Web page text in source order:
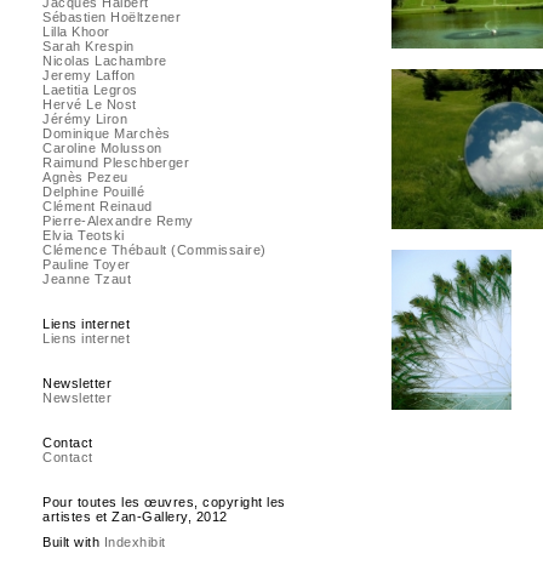
Sébastien Hoëltzener
Lilla Khoor
Sarah Krespin
Nicolas Lachambre
Jeremy Laffon
Laetitia Legros
Hervé Le Nost
Jérémy Liron
Dominique Marchès
Caroline Molusson
Raimund Pleschberger
Agnès Pezeu
Delphine Pouillé
Clément Reinaud
Pierre-Alexandre Remy
Elvia Teotski
Clémence Thébault (Commissaire)
Pauline Toyer
Jeanne Tzaut
Liens internet
Liens internet
Newsletter
Newsletter
Contact
Contact
Pour toutes les œuvres, copyright les
artistes et Zan-Gallery, 2012
Built with Indexhibit